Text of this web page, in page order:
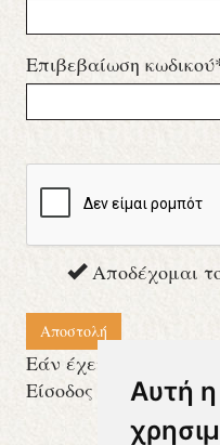
Αυτή η
Επιβεβαίωση
Αποδέχομαι
Αποστολή
Εάν έχετε ήδη
Είσοδος εδώ